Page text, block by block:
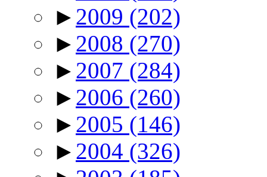
► 2009 (202)
► 2008 (270)
► 2007 (284)
► 2006 (260)
► 2005 (146)
► 2004 (326)